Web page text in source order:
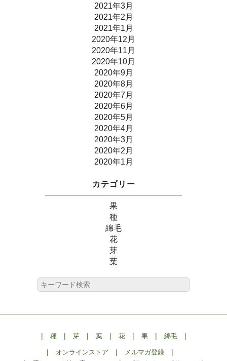
2021年3月
2021年2月
2021年1月
2020年12月
2020年11月
2020年10月
2020年9月
2020年8月
2020年7月
2020年6月
2020年5月
2020年4月
2020年3月
2020年2月
2020年1月
カテゴリー
果
種
綿毛
花
芽
葉
| 種| 芽| 葉| 花| 果| 綿毛|
| オンラインストア | メルマガ登録 |